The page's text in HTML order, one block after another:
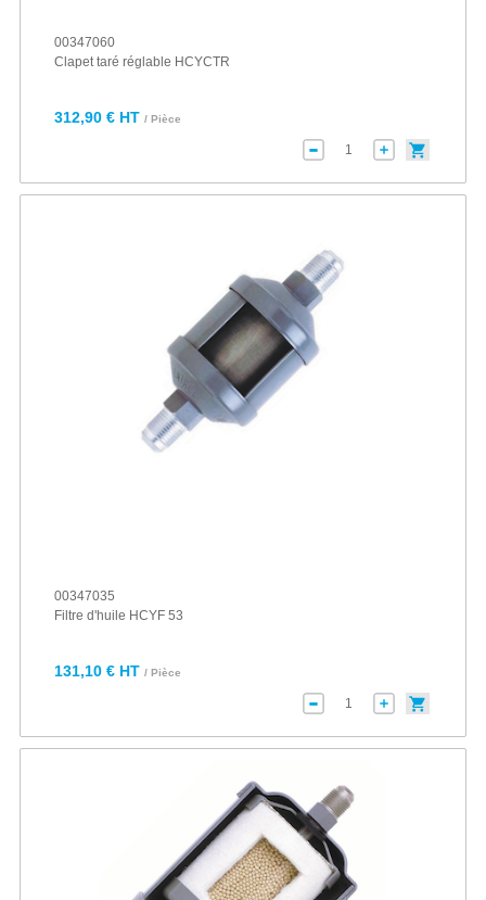
00347060
Clapet taré réglable HCYCTR
312,90 € HT / Pièce
00347035
Filtre d'huile HCYF 53
131,10 € HT / Pièce